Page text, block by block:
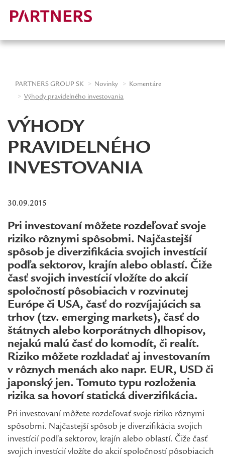
PARTNERS GROUP SK Novinky
Komentáre
Výhody pravidelného investovania
VÝHODY
PRAVIDELNÉHO
INVESTOVANIA
30.09.2015
Pri investovaní môžete rozdeľovať svoje
riziko rôznymi spôsobmi. Najčastejší
spôsob je diverzifikácia svojich investícií
podľa sektorov, krajín alebo oblastí. Čiže
časť svojich investícií vložíte do akcií
spoločností pôsobiacich v rozvinutej
Európe či USA, časť do rozvíjajúcich sa
trhov (tzv. emerging markets), časť do
štátnych alebo korporátnych dlhopisov,
nejakú malú časť do komodít, či realít.
Riziko môžete rozkladať aj investovaním
v rôznych menách ako napr. EUR, USD či
japonský jen. Tomuto typu rozloženia
rizika sa hovorí statická diverzifikácia.
Pri investovaní môžete rozdeľovať svoje riziko rôznymi
spôsobmi. Najčastejší spôsob je diverzifikácia svojich
investícií podľa sektorov, krajín alebo oblastí. Čiže časť
svojich investícií vložíte do akcií spoločností pôsobiacich